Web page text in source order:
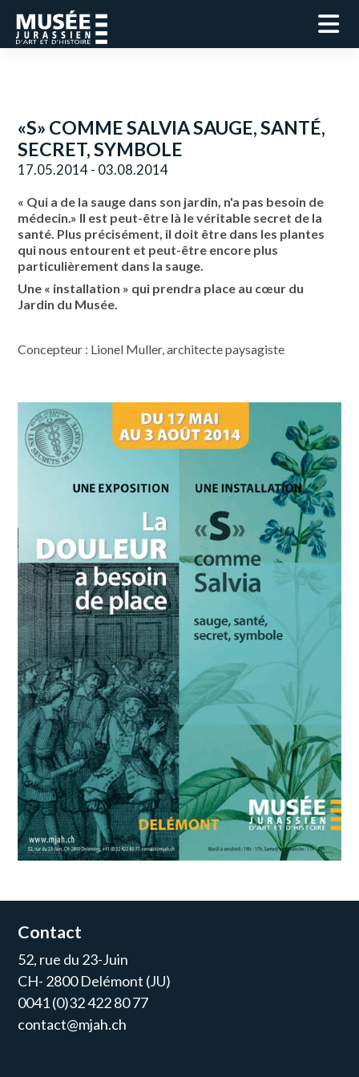
«S» COMME SALVIA SAUGE, SANTÉ,
SECRET, SYMBOLE
17.05.2014 - 03.08.2014
« Qui a de la sauge dans son jardin, n'a pas besoin de
médecin.» Il est peut-être là le véritable secret de la
santé. Plus précisément, il doit être dans les plantes
qui nous entourent et peut-être encore plus
particulièrement dans la sauge.
Une « installation » qui prendra place au cœur du
Jardin du Musée.
Concepteur : Lionel Muller, architecte paysagiste
Contact
52, rue du 23-Juin
CH- 2800 Delémont (JU)
0041 (0)32 422 80 77
contact@mjah.ch